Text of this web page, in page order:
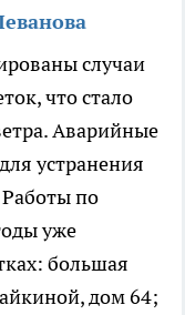
случаи
что стало
Аварийные
устранения
по
уже
большая
дом 64;